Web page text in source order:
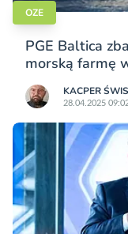
OZE
PGE Baltica
morską farmę
KACPER
28.04.2025